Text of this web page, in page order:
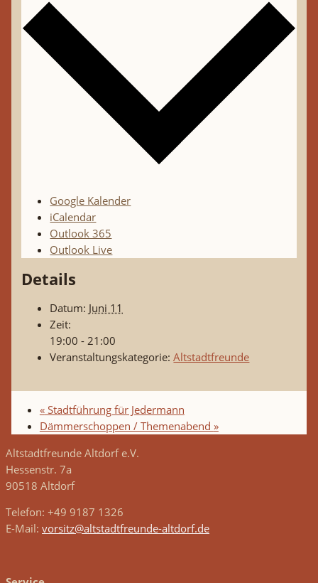
Google Kalender
iCalendar
Outlook 365
Outlook Live
Details
Datum: Juni 11
Zeit:
19:00 - 21:00
Veranstaltungskategorie: Altstadtfreunde
«Stadtführung für Jedermann
Dämmerschoppen / Themenabend »
Altstadtfreunde Altdorf e.V.
Hessenstr. 7a
90518 Altdorf
Telefon: +49 9187 1326
E-Mail: vorsitz@altstadtfreunde-altdorf.de